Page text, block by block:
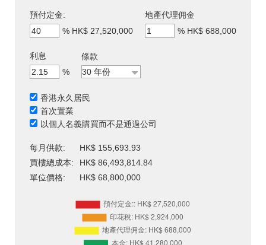
預付定金:
% HK$ 27,520,000
地產代理佣金
% HK$ 688,000
利息
%
條款
香港永久居民
首次置業
以個人名義購買而不是通過公司
每月供款:
HK$ 155,693.93
買樓總成本:
HK$ 86,493,814.84
單位價格:
HK$ 68,800,000